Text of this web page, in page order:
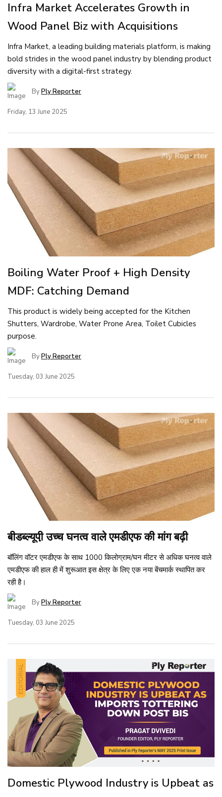
Infra Market Accelerates Growth in
Wood Panel Biz with Acquisitions
Infra Market, a leading building materials platform, is making
bold strides in the wood panel industry by blending product
diversity with a digital-first strategy.
ByPly Reporter
Friday, 13 June 2025
Boiling Water Proof + High Density
MDF: Catching Demand
This product is widely being accepted for the Kitchen
Shutters, Wardrobe, Water Prone Area, Toilet Cubicles
purpose.
ByPly Reporter
Tuesday, 03 June 2025
बीडब्ल्यूपी़ उच्च घनत्व वाले एमडीएफ की मांग बढ़ी
बॉलिंग वॉटर एमडीएफ के साथ 1000 किलोग्राम/घन मीटर से अधिक घनत्व वाले
एमडीएफ की हाल ही में शुरूआत इस क्षेत्र के लिए एक नया बेंचमार्क स्थापित कर
रही है।
ByPly Reporter
Tuesday, 03 June 2025
Domestic Plywood Industry is Upbeat as